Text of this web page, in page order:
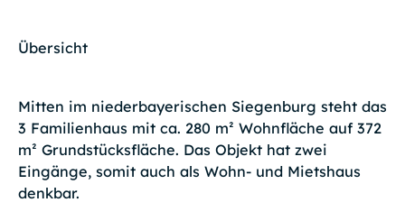
Übersicht
Mitten im niederbayerischen Siegenburg steht das
3 Familienhaus mit ca. 280 m² Wohnfläche auf 372
m² Grundstücksfläche. Das Objekt hat zwei
Eingänge, somit auch als Wohn- und Mietshaus
denkbar.